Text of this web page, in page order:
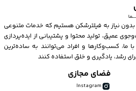
بدون نیاز به فیلترشکن هستیم که خدمات متنوعی
عمیق، تولید محتوا و پشتیبانی از ایده‌پردازی
ما، کسب‌وکارها و افراد می‌توانند به ساده‌ترین
یادگیری و خلق استفاده کنند
فضای مجازی
Instagram